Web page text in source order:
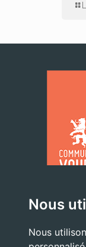
Nous
Nous